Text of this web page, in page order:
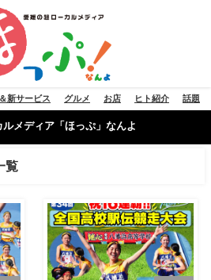
新サービス グルメ お店 ヒト紹介 話題
メディア「ほっぷ」なんよ
覧